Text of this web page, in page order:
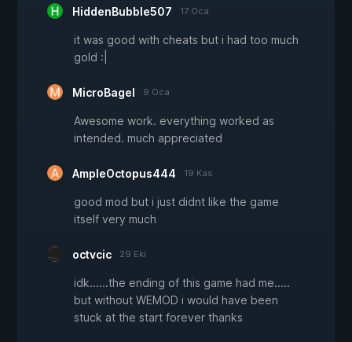
HiddenBubble507 17 Oca
it was good with cheats but i had too much
gold :|
MicroBagel 9 Oca
Awesome work. everything worked as
intended. much appreciated
AmpleOctopus444 19 Kas
good mod but i just didnt like the game
itself very much
octvcic 29 Eki
idk......the ending of this game had me.....
but without WEMOD i would have been
stuck at the start forever thanks